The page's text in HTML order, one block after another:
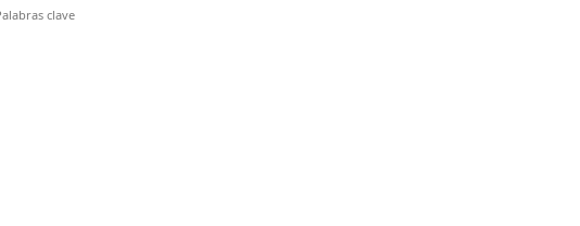
clave